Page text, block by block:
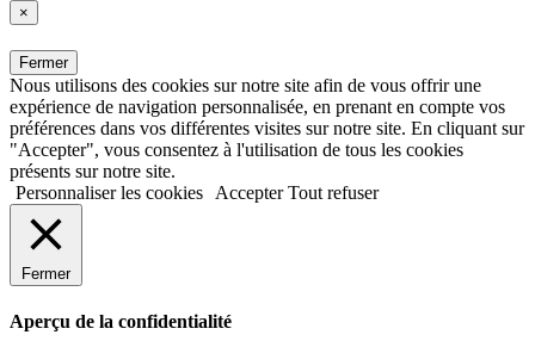
×
Fermer
Nous utilisons des cookies sur notre site afin de vous offrir une
expérience de navigation personnalisée, en prenant en compte vos
préférences dans vos différentes visites sur notre site. En cliquant sur
"Accepter", vous consentez à l'utilisation de tous les cookies
présents sur notre site.
Personnaliser les cookies
Accepter Tout refuser
Fermer
Aperçu de la confidentialité